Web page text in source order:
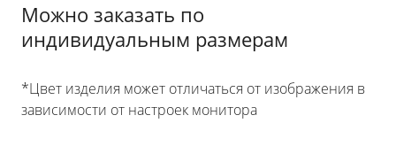
Можно заказать по
индивидуальным размерам
*Цвет изделия может отличаться от изображения в
зависимости от настроек монитора